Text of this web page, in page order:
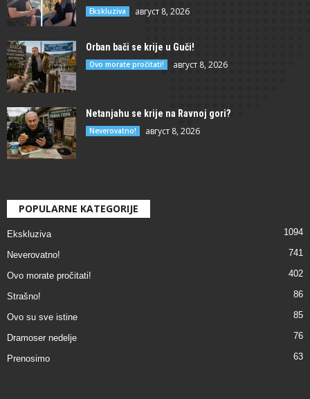
Ekskluziva август 8, 2026
Orban bači se krije u Guči!
Ovo morate pročitati! август 8, 2026
Netanjahu se krije na Ravnoj gori?
Neverovatno! август 8, 2026
POPULARNE KATEGORIJE
Ekskluziva 1094
Neverovatno! 741
Ovo morate pročitati! 402
Strašno! 86
Ovo su sve istine 85
Dramoser nedelje 76
Prenosimo 63